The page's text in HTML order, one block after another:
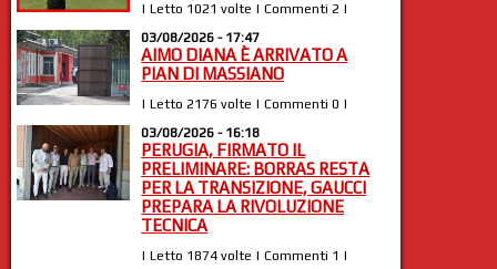
| Letto 1021 volte | Commenti 2 |
03/08/2026 - 17:47
AIMO DIANA È ARRIVATO A
PIAN DI MASSIANO
| Letto 2176 volte | Commenti 0 |
03/08/2026 - 16:18
PERUGIA, FIRMATO IL
PRELIMINARE: BORRAS RESTA
PER LA TRANSIZIONE, GAUCCI
PREPARA LA RIVOLUZIONE
TECNICA
| Letto 1874 volte | Commenti 1 |